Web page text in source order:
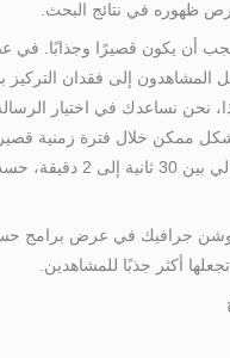
ظهوره في نتائج البحث.
أن يكون قصيرًا وجذابًا. في
المشاهدون إلى فقدان التركيز
نحن نساعدك في اختيار
ممكن خلال فترة زمنية
يتراوح طول الفيديو المثالي بين
جرافيك في عرض برامج
أكثر جذبًا للمشاهدين.